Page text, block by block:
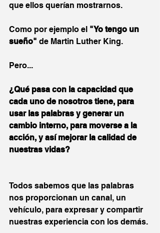
que ellos querían mostrarnos.
Como por ejemplo el "Yo tengo un
sueño" de Martin Luther King.
Pero...
¿Qué pasa con la capacidad que
cada uno de nosotros tiene, para
usar las palabras y generar un
cambio interno, para moverse a la
acción, y así mejorar la calidad de
nuestras vidas?
Todos sabemos que las palabras
nos proporcionan un canal, un
vehículo, para expresar y compartir
nuestras experiencia con los demás.